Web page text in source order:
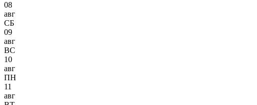
08
авг
СБ
09
авг
ВС
10
авг
ПН
11
авг